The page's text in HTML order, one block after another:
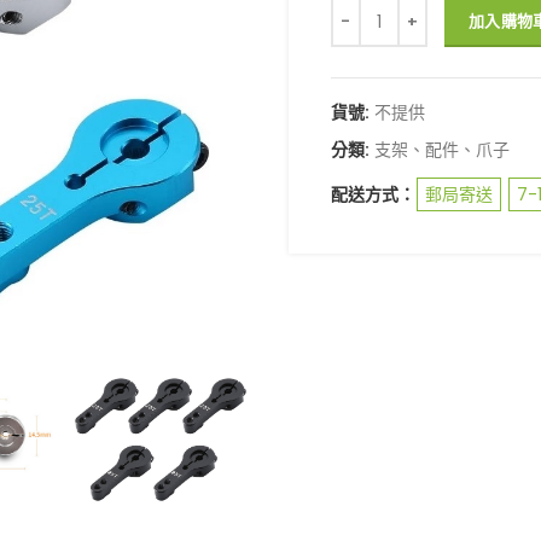
全金屬搖臂 伺服馬達 舵盤
加入購物
貨號: 不提供
分類: 支架、配件、爪子
配送方式：
郵局寄送 7-